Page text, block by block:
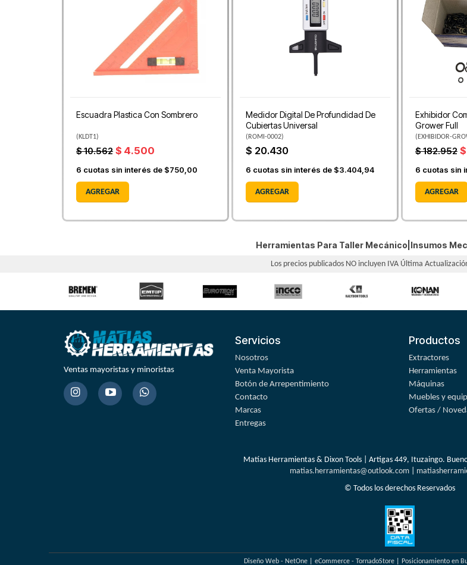
Escuadra Plastica Con Sombrero
(KLDT1)
$ 10.562 $ 4.500
6 cuotas sin interés de $750,00
AGREGAR
Medidor Digital De Profundidad De
Cubiertas Universal
( ROMI-0002)
$ 20.430
6 cuotas sin interés de $3.404,94
AGREGAR
Exhibidor
Grower Full
( EXHIBIDOR-
$ 182.952
6 cuotas sin
AGREGAR
Herramientas Para Taller Mecánico|Insumos
Los precios publicados NO incluyen IVA Última
Ventas mayoristas y minoristas
Servicios
Nosotros
Venta Mayorista
Botón de Arrepentimiento
Contacto
Marcas
Entregas
Productos
Extractores
Herramientas
Máquinas
Muebles y
Ofertas /
Matías Herramientas & Dixon Tools | Artigas 449, Ituzaingo.
matias.herramientas@outlook.com|
© Todos los derechos Reservados
Diseño Web - NetOne eCommerce - TornadoStore Posicionamiento en